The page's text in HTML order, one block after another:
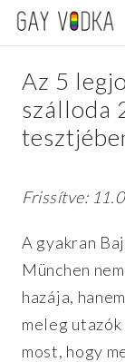
Az 5
szálloda
Frissítve:
A gyakran
München
hazája,
meleg
most, hogy